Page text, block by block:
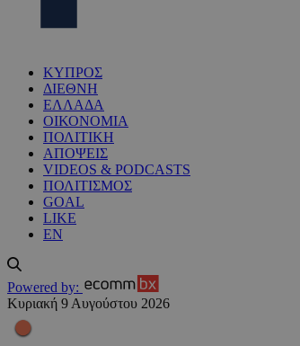
ΚΥΠΡΟΣ
ΔΙΕΘΝΗ
ΕΛΛΑΔΑ
ΟΙΚΟΝΟΜΙΑ
ΠΟΛΙΤΙΚΗ
ΑΠΟΨΕΙΣ
VIDEOS & PODCASTS
ΠΟΛΙΤΙΣΜΟΣ
GOAL
LIKE
EN
Powered by:
Κυριακή 9 Αυγούστου 2026